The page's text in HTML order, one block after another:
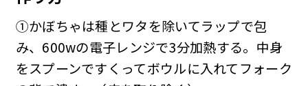
①かぼちゃは種とワタを除いてラップで包
み、600wの電子レンジで3分加熱する。中身
をスプーンですくってボウルに入れてフォーク